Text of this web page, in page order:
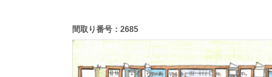
間取り番号：2685